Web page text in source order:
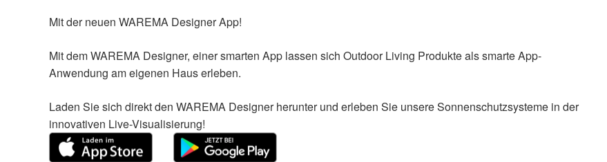
Mit der neuen WAREMA Designer App!
Mit dem WAREMA Designer, einer smarten App lassen sich Outdoor Living Produkte als smarte App-
Anwendung am eigenen Haus erleben.
Laden Sie sich direkt den WAREMA Designer herunter und erleben Sie unsere Sonnenschutzsysteme in der
innovativen Live-Visualisierung!